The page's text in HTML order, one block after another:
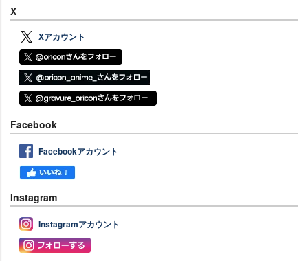
X
Xアカウント
Facebook
Facebookアカウント
Instagram
Instagramアカウント